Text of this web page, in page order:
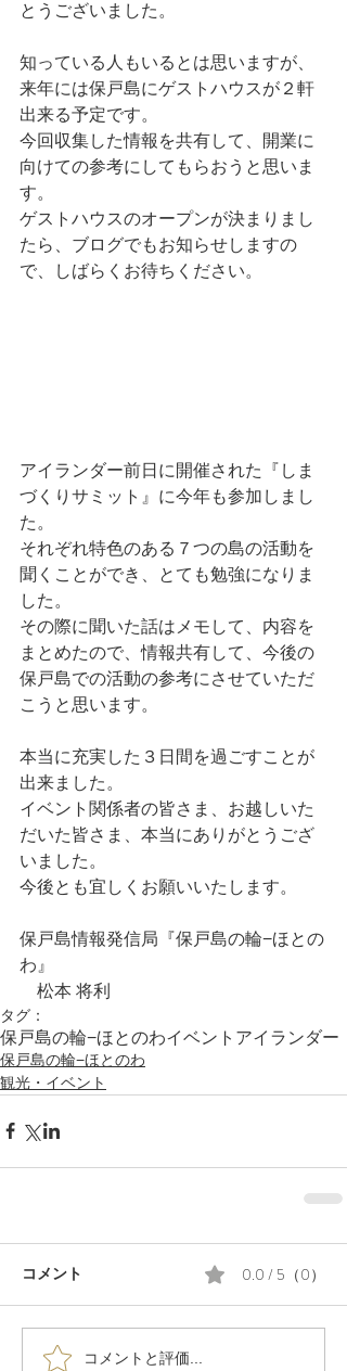
とうございました。
知っている人もいるとは思いますが、
来年には保戸島にゲストハウスが２軒
出来る予定です。
今回収集した情報を共有して、開業に
向けての参考にしてもらおうと思いま
す。
ゲストハウスのオープンが決まりまし
たら、ブログでもお知らせしますの
で、しばらくお待ちください。
アイランダー前日に開催された『しま
づくりサミット』に今年も参加しまし
た。
それぞれ特色のある７つの島の活動を
聞くことができ、とても勉強になりま
した。
その際に聞いた話はメモして、内容を
まとめたので、情報共有して、今後の
保戸島での活動の参考にさせていただ
こうと思います。
本当に充実した３日間を過ごすことが
出来ました。
イベント関係者の皆さま、お越しいた
だいた皆さま、本当にありがとうござ
いました。
今後とも宜しくお願いいたします。
保戸島情報発信局『保戸島の輪−ほとの
わ』
松本 将利
タグ：
保戸島の輪−ほとのわイベント アイランダー
保戸島の輪−ほとのわ
観光・イベント
コメント 0.0 / 5（0）
コメントと評価...